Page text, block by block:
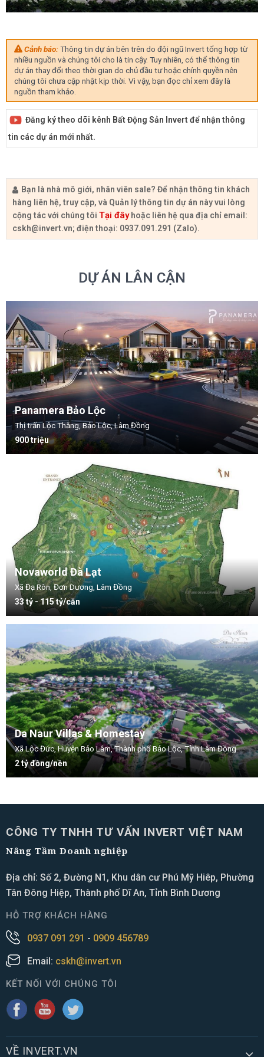
Cảnh báo:Thông tin dự án bên trên do đội ngũ Invert tổng hợp từ
nhiều nguồn và chúng tôi cho là tin cậy. Tuy nhiên, có thể thông tin
dự án thay đổi theo thời gian do chủ đầu tư hoặc chính quyền nên
chúng tôi chưa cập nhật kịp thời. Vì vậy, bạn đọc chỉ xem đây là
nguồn tham khảo.
Đăng ký theo dõi kênh Bất Động Sản Invert để nhận thông
tin các dự án mới nhất.
Bạn là nhà mô giới, nhân viên sale? Để nhận thông tin khách
hàng liên hệ, truy cập, và Quản lý thông tin dự án này vui lòng
cộng tác với chúng tôi Tại đâyhoặc liên hệ qua địa chỉ email:
cskh@invert.vn; điện thoại: 0937.091.291 (Zalo).
DỰ ÁN LÂN CẬN
Panamera Bảo Lộc
Thị trấn Lộc Thắng, Bảo Lộc, Lâm Đồng
900 triệu
Novaworld Đà Lạt
Xã Đạ Ròn, Đơn Dương, Lâm Đồng
33 tỷ - 115 tỷ/căn
Da Naur Villas & Homestay
Xã Lộc Đức, Huyện Bảo Lâm, Thành phố Bảo Lộc, Tỉnh Lâm Đồng
2 tỷ đồng/nền
CÔNG TY TNHH TƯ VẤN INVERT VIỆT NAM
Nâng Tầm Doanh nghiệp
Địa chỉ: Số 2, Đường N1, Khu dân cư Phú Mỹ Hiêp, Phường
Tân Đông Hiệp, Thành phố Dĩ An, Tỉnh Bình Dương
HỖ TRỢ KHÁCH HÀNG
0937 091 291 - 0909 456789
Email: cskh@invert.vn
KẾT NỐI VỚI CHÚNG TÔI
VỀ INVERT.VN